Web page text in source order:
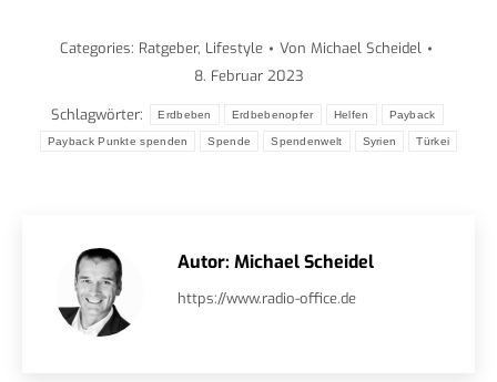
Categories: Ratgeber, Lifestyle Von Michael Scheidel
8. Februar 2023
Schlagwörter: Erdbeben Erdbebenopfer Helfen Payback
Payback Punkte spenden Spende Spendenwelt Syrien Türkei
Autor: Michael Scheidel
https://www.radio-office.de